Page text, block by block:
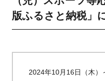
版ふるさと納税」
2024年10月16日（木）